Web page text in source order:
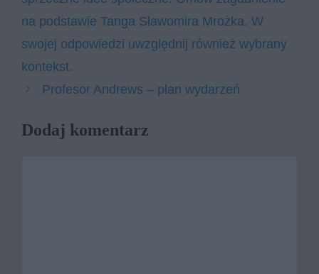
na podstawie Tanga Sławomira Mrożka. W
swojej odpowiedzi uwzględnij również wybrany
kontekst.
Profesor Andrews – plan wydarzeń
Dodaj komentarz